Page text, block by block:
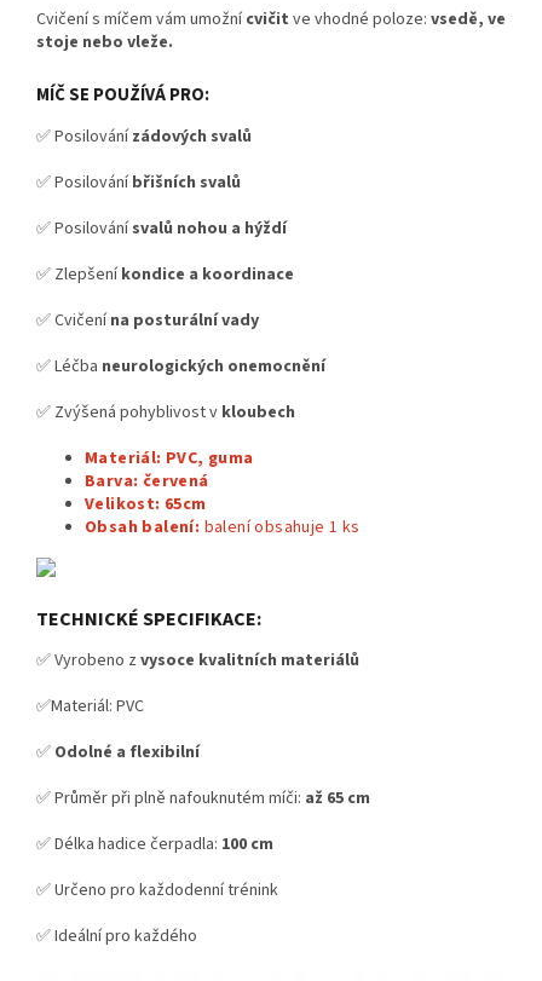
Cvičení s míčem vám umožnícvičit ve vhodné poloze: vsedě, ve
stoje nebo vleže.
MÍČ SE POUŽÍVÁ PRO:
✅ Posilovánízádových svalů
✅ Posilováníbřišních svalů
✅ Posilovánísvalů nohou a hýždí
✅ Zlepšeníkondice a koordinace
✅ Cvičenína posturální vady
✅ Léčba neurologických onemocnění
✅ Zvýšená pohyblivost v kloubech
Materiál: PVC, guma
Barva: červená
Velikost: 65cm
Obsah balení: balení obsahuje 1 ks
TECHNICKÉ SPECIFIKACE:
✅ Vyrobeno z vysoce kvalitních materiálů
✅Materiál: PVC
✅ Odolné a flexibilní
✅ Průměr při plně nafouknutém míči: až 65 cm
✅ Délka hadice čerpadla: 100 cm
✅ Určeno pro každodenní trénink
✅ Ideální pro každého